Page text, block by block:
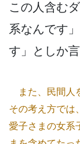
この人含む
系なんです
す」としか言
また、民間人
その考え方では
愛子さまの女系